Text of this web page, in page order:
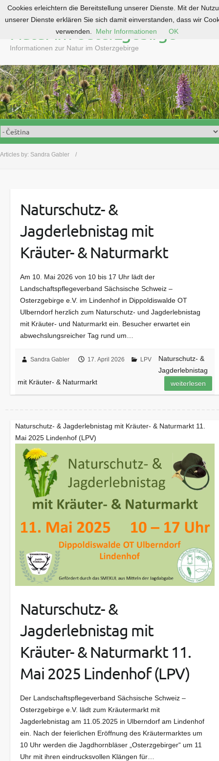
o
c
o
n
t
e
n
Natur im Osterzgebirge
Informationen zur Natur im Osterzgebirge
Articles by: Sandra Gabler
Naturschutz- &
Jagderlebnistag mit
Kräuter- & Naturmarkt
Am 10. Mai 2026 von 10 bis 17 Uhr lädt der
Landschaftspflegeverband Sächsische Schweiz –
Osterzgebirge e.V. im Lindenhof in Dippoldiswalde OT
Ulberndorf herzlich zum Naturschutz- und Jagderlebnistag
mit Kräuter- und Naturmarkt ein. Besucher erwartet ein
abwechslungsreicher Tag rund um…
Sandra Gabler 17. April 2026 LPV
Naturschutz- &
Jagderlebnistag
mit Kräuter- & Naturmarkt
weiterlesen
Naturschutz- & Jagderlebnistag mit Kräuter- & Naturmarkt 11.
Mai 2025 Lindenhof (LPV)
Naturschutz- &
Jagderlebnistag mit
Kräuter- & Naturmarkt 11.
Mai 2025 Lindenhof (LPV)
Der Landschaftspflegeverband Sächsische Schweiz –
Osterzgebirge e.V. lädt zum Kräutermarkt mit
Jagderlebnistag am 11.05.2025 in Ulberndorf am Lindenhof
ein. Nach der feierlichen Eröffnung des Kräutermarktes um
10 Uhr werden die Jagdhornbläser „Osterzgebirger“ um 11
Uhr mit ihren eindrucksvollen Klängen für…
Cookies erleichtern die Bereitstellung unserer Dienste. Mit der
unserer Dienste erklären Sie sich damit einverstanden, dass wir
verwenden.
Mehr Informationen OK